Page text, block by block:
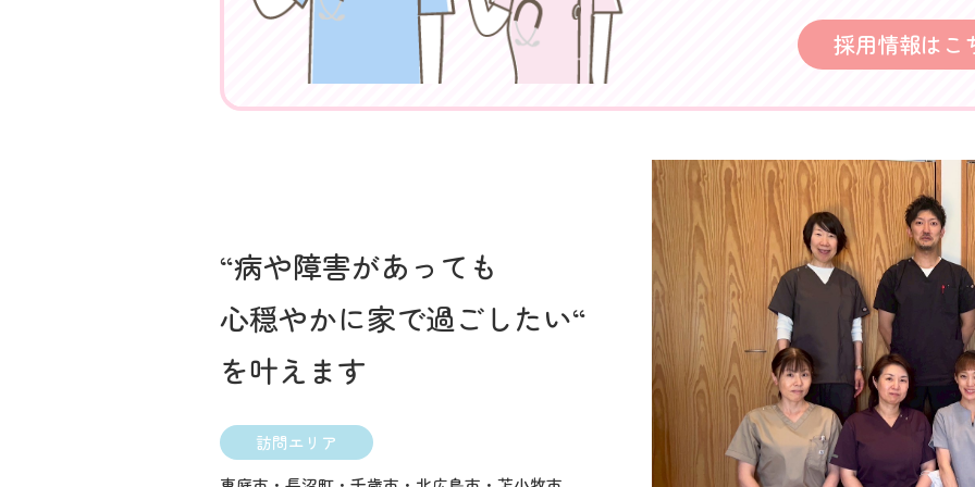
採用情報はこ
“病や障害があっても
心穏やかに家で過ごしたい“
を叶えます
訪問エリア